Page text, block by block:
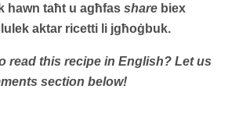
hawn taħt u agħfas share biex
aktar ricetti li jgħoġbuk.
read this recipe in English? Let us
section below!